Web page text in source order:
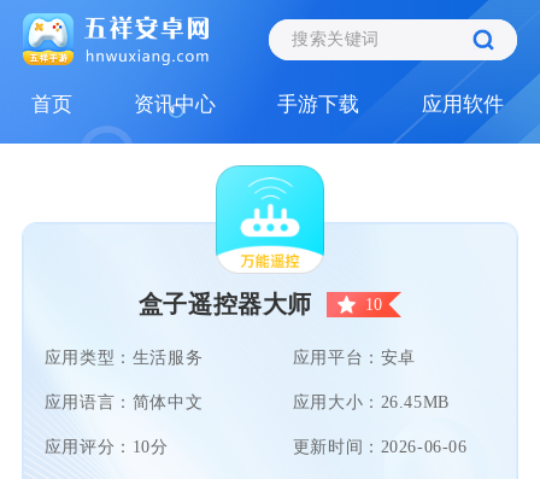
首页 资讯中心 手游下载 应用软件
盒子遥控器大师 10
应用类型：生活服务 应用平台：安卓
应用语言：简体中文 应用大小：26.45MB
应用评分：10分 更新时间：2026-06-06